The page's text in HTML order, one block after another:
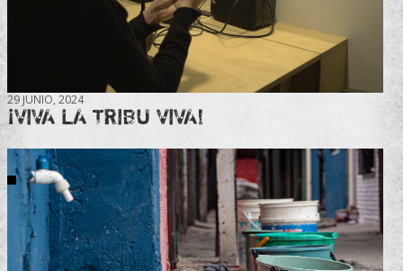
29 JUNIO, 2024
¡VIVA LA TRIBU VIVA!